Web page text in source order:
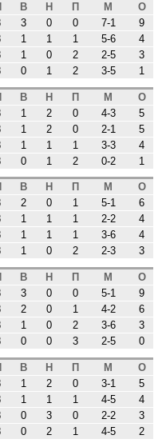
В Н П М О
3 0 0 7-1 9
1 1 1 5-6 4
1 0 2 2-5 3
0 1 2 3-5 1
В Н П М О
1 2 0 4-3 5
1 2 0 2-1 5
1 1 1 3-3 4
0 1 2 0-2 1
В Н П М О
2 0 1 5-1 6
1 1 1 2-2 4
1 1 1 3-6 4
1 0 2 2-3 3
В Н П М О
3 0 0 5-1 9
2 0 1 4-2 6
1 0 2 3-6 3
0 0 3 2-5 0
В Н П М О
1 2 0 3-1 5
1 1 1 4-5 4
0 3 0 2-2 3
0 2 1 4-5 2